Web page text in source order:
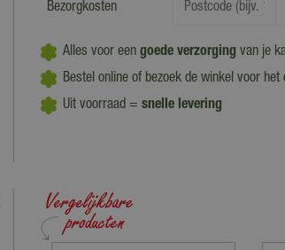
Bezorgkosten
Alles voor een goede verzorging van je
Bestel online of bezoek de winkel voor het
Uit voorraad = snelle levering